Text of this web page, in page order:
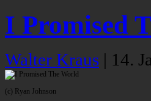
I Promised
Walter Kraus | 14.
(c) Ryan Johnson